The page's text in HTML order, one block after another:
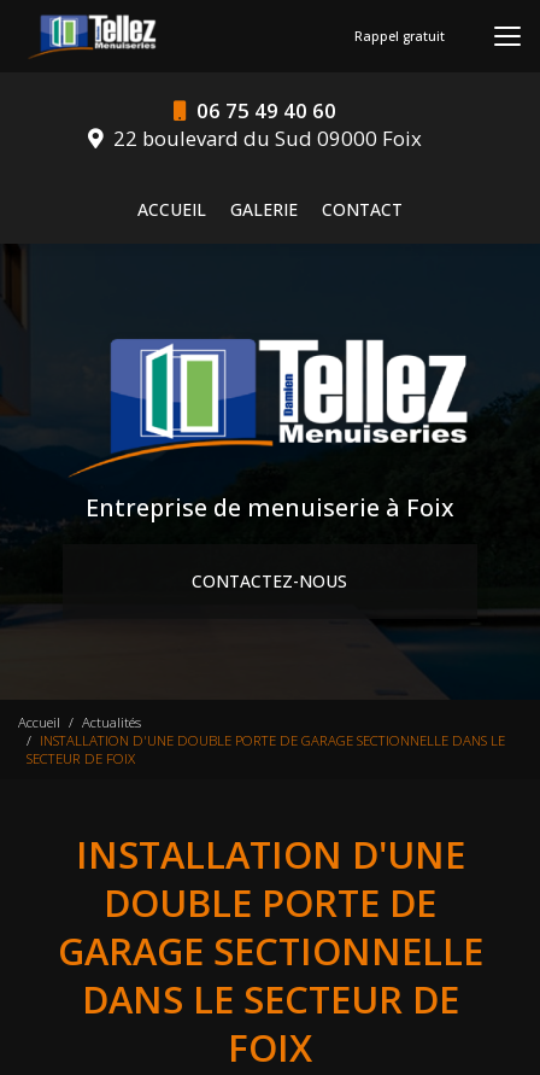
contenu
06 75 49 40 60
22 boulevard du Sud 09000 Foix
ACCUEIL
GALERIE CONTACT
Rappel gratuit
Entreprise de menuiserie à Foix
CONTACTEZ-NOUS
Accueil
Actualités
INSTALLATION D'UNE DOUBLE PORTE DE GARAGE SECTIONNELLE DANS LE
SECTEUR DE FOIX
INSTALLATION D'UNE
DOUBLE PORTE DE
GARAGE SECTIONNELLE
DANS LE SECTEUR DE
FOIX